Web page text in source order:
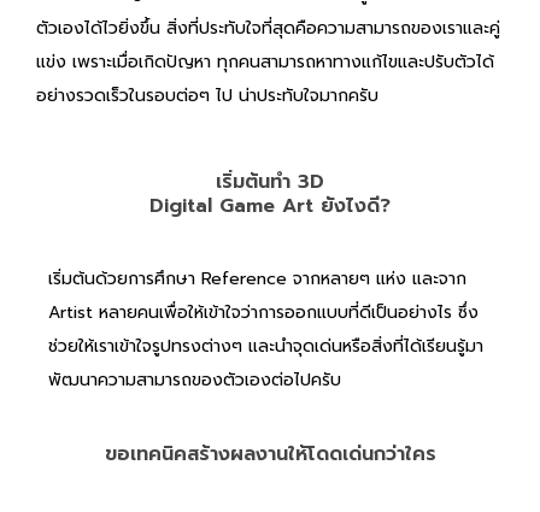
ตัวเองได้ไวยิ่งขึ้น สิ่งที่ประทับใจที่สุดคือความสามารถของเราและคู่
แข่ง เพราะเมื่อเกิดปัญหา ทุกคนสามารถหาทางแก้ไขและปรับตัวได้
อย่างรวดเร็วในรอบต่อๆ ไป น่าประทับใจมากครับ
เริ่มต้นทำ 3D
Digital Game Art ยังไงดี?
เริ่มต้นด้วยการศึกษา Reference จากหลายๆ แห่ง และจาก
Artist หลายคนเพื่อให้เข้าใจว่าการออกแบบที่ดีเป็นอย่างไร ซึ่ง
ช่วยให้เราเข้าใจรูปทรงต่างๆ และนำจุดเด่นหรือสิ่งที่ได้เรียนรู้มา
พัฒนาความสามารถของตัวเองต่อไปครับ
ขอเทคนิคสร้างผลงานให้โดดเด่นกว่าใคร